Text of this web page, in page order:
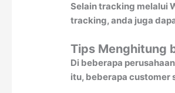
Selain tracking melalui
tracking, anda juga
Tips Menghitung
Di beberapa
itu, beberapa customer